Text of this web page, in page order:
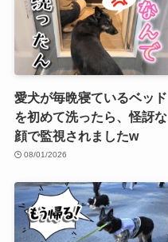
愛犬が毎晩寝ているベッド
を初めて洗ったら、怪訝な
顔で監視されましたw
08/01/2026